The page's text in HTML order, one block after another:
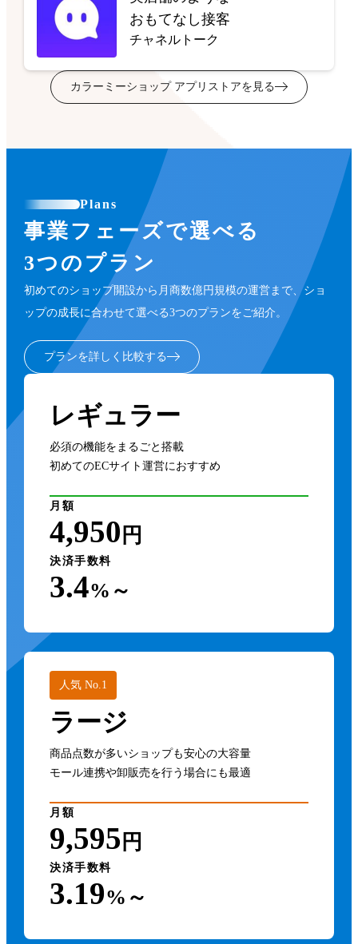
おもてなし接客
チャネルトーク
カラーミーショップ アプリストアを見る
Plans
事業フェーズで選べる
3つのプラン
初めてのショップ開設から月商数億円規模の運営まで、ショ
ップの成長に合わせて選べる3つのプランをご紹介。
プランを詳しく比較する
レギュラー
必須の機能をまるごと搭載
初めてのECサイト運営におすすめ
月額
4,950 円
決済手数料
3.4%～
人気 No.1
ラージ
商品点数が多いショップも安心の大容量
モール連携や卸販売を行う場合にも最適
月額
9,595 円
決済手数料
3.19%～